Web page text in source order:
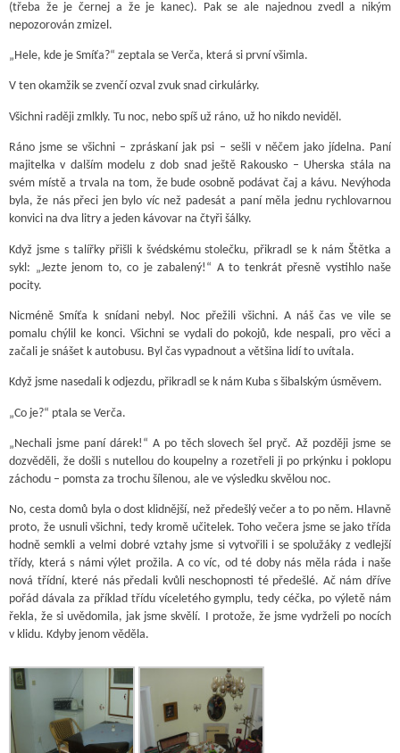
(třeba že je černej a že je kanec). Pak se ale najednou zvedl a nikým
nepozorován zmizel.
„Hele, kde je Smíťa?“ zeptala se Verča, která si první všimla.
V ten okamžik se zvenčí ozval zvuk snad cirkulárky.
Všichni raději zmlkly. Tu noc, nebo spíš už ráno, už ho nikdo neviděl.
Ráno jsme se všichni – zpráskaní jak psi – sešli v něčem jako jídelna. Paní
majitelka v dalším modelu z dob snad ještě Rakousko – Uherska stála na
svém místě a trvala na tom, že bude osobně podávat čaj a kávu. Nevýhoda
byla, že nás přeci jen bylo víc než padesát a paní měla jednu rychlovarnou
konvici na dva litry a jeden kávovar na čtyři šálky.
Když jsme s talířky přišli k švédskému stolečku, přikradl se k nám Štětka a
sykl: „Jezte jenom to, co je zabalený!“ A to tenkrát přesně vystihlo naše
pocity.
Nicméně Smíťa k snídani nebyl. Noc přežili všichni. A náš čas ve vile se
pomalu chýlil ke konci. Všichni se vydali do pokojů, kde nespali, pro věci a
začali je snášet k autobusu. Byl čas vypadnout a většina lidí to uvítala.
Když jsme nasedali k odjezdu, přikradl se k nám Kuba s šibalským úsměvem.
„Co je?“ ptala se Verča.
„Nechali jsme paní dárek!“ A po těch slovech šel pryč. Až později jsme se
dozvěděli, že došli s nutellou do koupelny a rozetřeli ji po prkýnku i poklopu
záchodu – pomsta za trochu šílenou, ale ve výsledku skvělou noc.
No, cesta domů byla o dost klidnější, než předešlý večer a to po něm. Hlavně
proto, že usnuli všichni, tedy kromě učitelek. Toho večera jsme se jako třída
hodně semkli a velmi dobré vztahy jsme si vytvořili i se spolužáky z vedlejší
třídy, která s námi výlet prožila. A co víc, od té doby nás měla ráda i naše
nová třídní, které nás předali kvůli neschopnosti té předešlé. Ač nám dříve
pořád dávala za příklad třídu víceletého gymplu, tedy céčka, po výletě nám
řekla, že si uvědomila, jak jsme skvělí. I protože, že jsme vydrželi po nocích
v klidu. Kdyby jenom věděla.